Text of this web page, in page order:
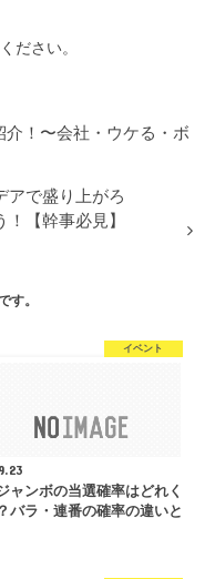
ださい。
！〜会社・ウケる・ボ
アで盛り上がろ
！【幹事必見】
す。
イベント
ャンボの当選確率はどれく
バラ・連番の確率の違いと